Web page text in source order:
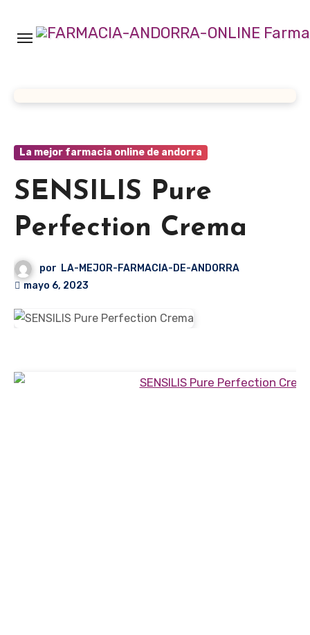
contenido
La mejor farmacia online de andorra
SENSILIS Pure
Perfection Crema
por LA-MEJOR-FARMACIA-DE-ANDORRA
mayo 6, 2023